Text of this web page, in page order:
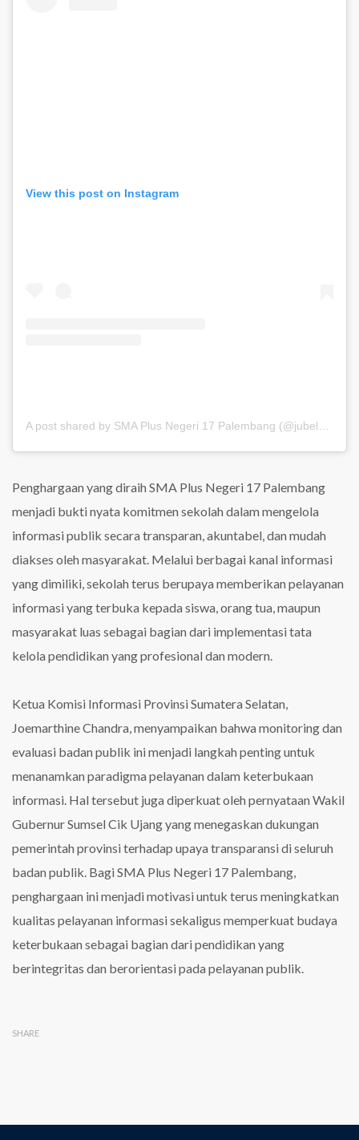
View this post on Instagram
A post shared by SMA Plus Negeri 17 Palembang (@jubel_update)
Penghargaan yang diraih SMA Plus Negeri 17 Palembang
menjadi bukti nyata komitmen sekolah dalam mengelola
informasi publik secara transparan, akuntabel, dan mudah
diakses oleh masyarakat. Melalui berbagai kanal informasi
yang dimiliki, sekolah terus berupaya memberikan pelayanan
informasi yang terbuka kepada siswa, orang tua, maupun
masyarakat luas sebagai bagian dari implementasi tata
kelola pendidikan yang profesional dan modern.
Ketua Komisi Informasi Provinsi Sumatera Selatan,
Joemarthine Chandra, menyampaikan bahwa monitoring dan
evaluasi badan publik ini menjadi langkah penting untuk
menanamkan paradigma pelayanan dalam keterbukaan
informasi. Hal tersebut juga diperkuat oleh pernyataan Wakil
Gubernur Sumsel Cik Ujang yang menegaskan dukungan
pemerintah provinsi terhadap upaya transparansi di seluruh
badan publik. Bagi SMA Plus Negeri 17 Palembang,
penghargaan ini menjadi motivasi untuk terus meningkatkan
kualitas pelayanan informasi sekaligus memperkuat budaya
keterbukaan sebagai bagian dari pendidikan yang
berintegritas dan berorientasi pada pelayanan publik.
SHARE